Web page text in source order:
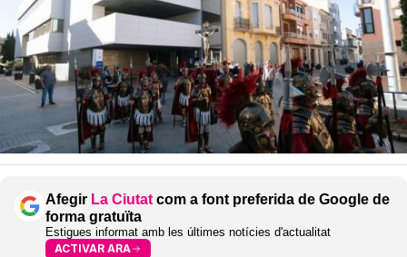
Afegir La Ciutat com a font preferida de Google de
forma gratuïta
Estigues informat amb les últimes notícies d'actualitat
ACTIVAR ARA